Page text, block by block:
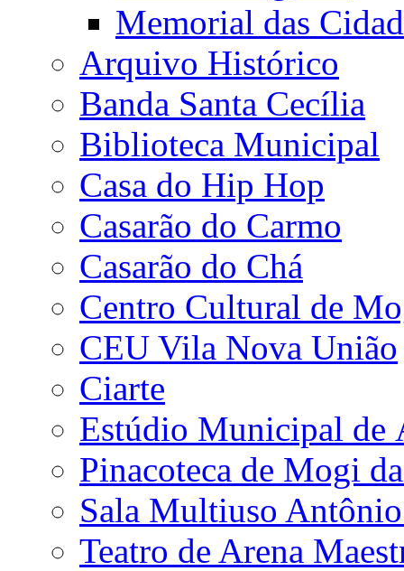
Memorial das
Arquivo Histórico
Banda Santa Cecília
Biblioteca Municipal
Casa do Hip Hop
Casarão do Carmo
Casarão do Chá
Centro Cultural de
CEU Vila Nova União
Ciarte
Estúdio Municipal de
Pinacoteca de Mogi
Sala Multiuso
Teatro de Arena